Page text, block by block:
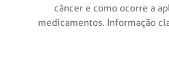
câncer e como ocorre a
medicamentos. Informação